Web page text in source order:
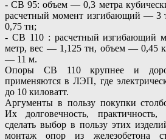
- СВ 95: объем — 0,3 метра
расчетный момент изгибающий — 3
0,75 тн;
- СВ 110 : расчетный изгибающий
метр, вес — 1,125 тн, объем — 0,45
— 11 м.
Опоры СВ 110 крупнее и
применяются в ЛЭП, где
до 10 киловатт.
Аргументы в пользу покупки
Их долговечность, практичность,
сделать выбор в пользу этих
монтаж опор из железобетона